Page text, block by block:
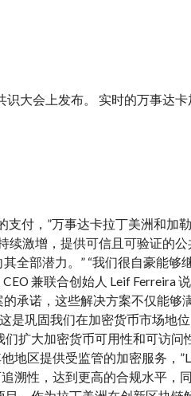
大会上发布。 实时的万事达
付，”万事达卡拉丁美洲和加
续激增，提供可信且可验证的
全部潜力。” “我们很自豪能够
兼联合创始人 Leif Ferreira
承诺，这些解决方案不仅能够
是巩固我们在加密货币市场地
扩大加密货币可用性和可访问
地区提供受监管的加密服务，
溯性，达到更高的合规水平，